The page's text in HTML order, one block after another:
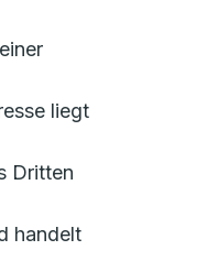
liegt
Dritten
handelt